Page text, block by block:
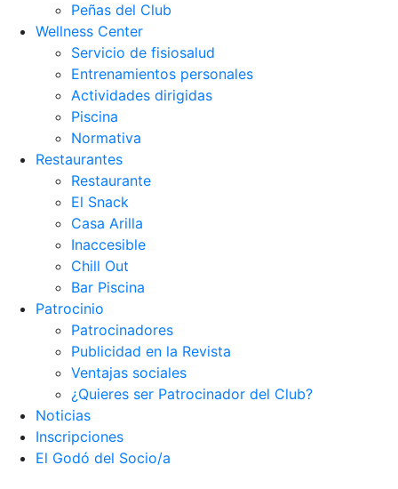
Peñas del Club
Wellness Center
Servicio de fisiosalud
Entrenamientos personales
Actividades dirigidas
Piscina
Normativa
Restaurantes
Restaurante
El Snack
Casa Arilla
Inaccesible
Chill Out
Bar Piscina
Patrocinio
Patrocinadores
Publicidad en la Revista
Ventajas sociales
¿Quieres ser Patrocinador del Club?
Noticias
Inscripciones
El Godó del Socio/a